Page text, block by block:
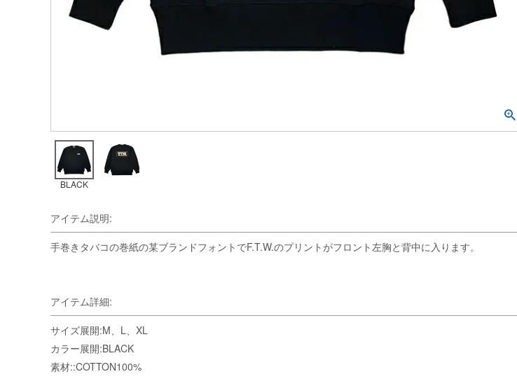
BLACK
アイテム説明:
手巻きタバコの巻紙の某ブランドフォントでF.T.W.のプリントがフロント左胸と背中に入ります。
アイテム詳細:
サイズ展開:M、L、XL
カラー展開:BLACK
素材::COTTON100%